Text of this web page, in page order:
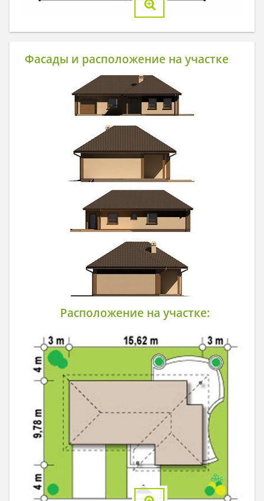
Фасады и расположение на участке
Расположение на участке: